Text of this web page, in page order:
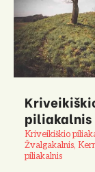
piliakalnis
Kriveikiškio
Žvalgakalnis,
piliakalnis